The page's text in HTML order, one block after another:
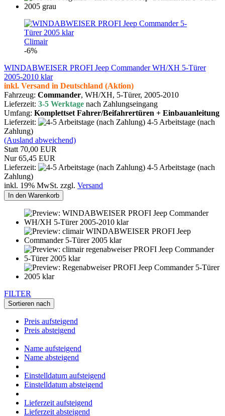
Climair
-6%
WINDABWEISER PROFI Jeep Commander WH/XH 5-Türer
2005-2010 klar
inkl. Versand in Deutschland (Aktion)
Fahrzeug: Commander, WH/XH, 5-Türer, 2005-2010
Lieferzeit: 3-5 Werktage nach Zahlungseingang
Umfang: Komplettset Fahrer/Beifahrertüren + Einbauanleitung
Lieferzeit:
4-5 Arbeitstage (nach
Zahlung)
(Ausland abweichend)
Statt 70,00 EUR
Nur 65,45 EUR
Lieferzeit:
4-5 Arbeitstage (nach
Zahlung)
inkl. 19% MwSt. zzgl. Versand
In den Warenkorb
FILTER
Sortieren nach
Preis aufsteigend
Preis absteigend
Name aufsteigend
Name absteigend
Einstelldatum aufsteigend
Einstelldatum absteigend
Lieferzeit aufsteigend
Lieferzeit absteigend